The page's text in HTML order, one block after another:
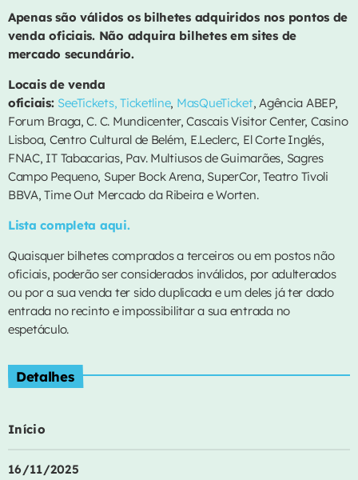
AGORA NO AR
DANCE
00:00 - 01:00
Algoritmo
DJ HERNANDEZ
Damos um salto até à pista de dança.
close
AS MAIS
1 Mimicat
3
Apenas são válidos os bilhetes adquiridos nos pontos de
venda oficiais. Não adquira bilhetes em sites de
mercado secundário.
Locais de venda
oficiais: SeeTickets, Ticketline, MasQueTicket, Agência ABEP,
Forum Braga, C. C. Mundicenter, Cascais Visitor Center, Casino
Lisboa, Centro Cultural de Belém, E.Leclerc, El Corte Inglés,
FNAC, IT Tabacarias, Pav. Multiusos de Guimarães, Sagres
Campo Pequeno, Super Bock Arena, SuperCor, Teatro Tivoli
BBVA, Time Out Mercado da Ribeira e Worten.
Lista completa aqui.
Quaisquer bilhetes comprados a terceiros ou em postos não
oficiais, poderão ser considerados inválidos, por adulterados
ou por a sua venda ter sido duplicada e um deles já ter dado
entrada no recinto e impossibilitar a sua entrada no
espetáculo.
Detalhes
Início
16/11/2025